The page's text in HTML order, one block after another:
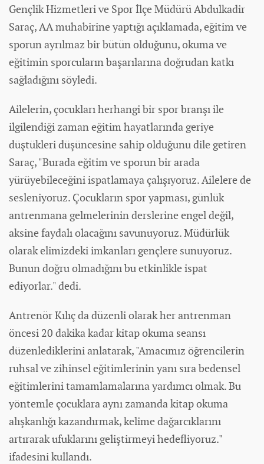
Gençlik Hizmetleri ve Spor İlçe Müdürü Abdulkadir
Saraç, AA muhabirine yaptığı açıklamada, eğitim ve
sporun ayrılmaz bir bütün olduğunu, okuma ve
eğitimin sporcuların başarılarına doğrudan katkı
sağladığını söyledi.
Ailelerin, çocukları herhangi bir spor branşı ile
ilgilendiği zaman eğitim hayatlarında geriye
düştükleri düşüncesine sahip olduğunu dile getiren
Saraç, "Burada eğitim ve sporun bir arada
yürüyebileceğini ispatlamaya çalışıyoruz. Ailelere de
sesleniyoruz. Çocukların spor yapması, günlük
antrenmana gelmelerinin derslerine engel değil,
aksine faydalı olacağını savunuyoruz. Müdürlük
olarak elimizdeki imkanları gençlere sunuyoruz.
Bunun doğru olmadığını bu etkinlikle ispat
ediyorlar." dedi.
Antrenör Kılıç da düzenli olarak her antrenman
öncesi 20 dakika kadar kitap okuma seansı
düzenlediklerini anlatarak, "Amacımız öğrencilerin
ruhsal ve zihinsel eğitimlerinin yanı sıra bedensel
eğitimlerini tamamlamalarına yardımcı olmak. Bu
yöntemle çocuklara aynı zamanda kitap okuma
alışkanlığı kazandırmak, kelime dağarcıklarını
artırarak ufuklarını geliştirmeyi hedefliyoruz."
ifadesini kullandı.